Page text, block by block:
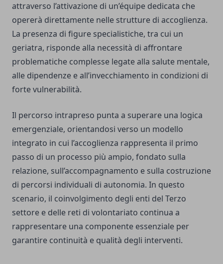
attraverso l’attivazione di un’équipe dedicata che
opererà direttamente nelle strutture di accoglienza.
La presenza di figure specialistiche, tra cui un
geriatra, risponde alla necessità di affrontare
problematiche complesse legate alla salute mentale,
alle dipendenze e all’invecchiamento in condizioni di
forte vulnerabilità.
Il percorso intrapreso punta a superare una logica
emergenziale, orientandosi verso un modello
integrato in cui l’accoglienza rappresenta il primo
passo di un processo più ampio, fondato sulla
relazione, sull’accompagnamento e sulla costruzione
di percorsi individuali di autonomia. In questo
scenario, il coinvolgimento degli enti del Terzo
settore e delle reti di volontariato continua a
rappresentare una componente essenziale per
garantire continuità e qualità degli interventi.